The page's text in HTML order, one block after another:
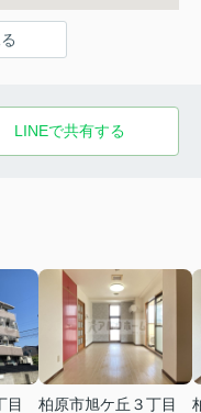
LINEで共有する
目
柏原市旭ケ丘３丁目